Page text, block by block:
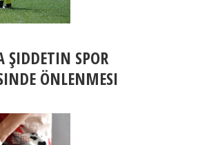
ŞIDDETIN SPOR
ÖNLENMESI